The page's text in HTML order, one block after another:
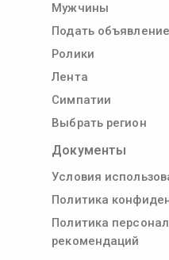
Мужчины
Подать объявление
Ролики
Лента
Симпатии
Выбрать регион
Документы
Условия
Политика
Политика
рекомендаций